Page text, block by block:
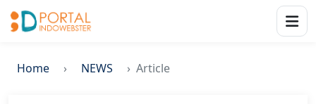
Home NEWS Article